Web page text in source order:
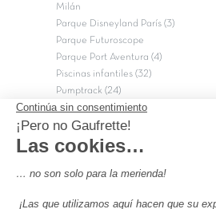
Milán
Parque Disneyland París (3)
Parque Futuroscope
Parque Port Aventura (4)
Piscinas infantiles (32)
Pumptrack (24)
Puy du Fou (2)
Roma
Semana Santa (17)
Campings de 4 estrellas en Francia